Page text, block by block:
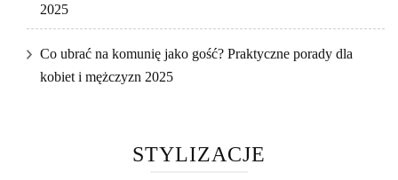
2025
Co ubrać na komunię jako gość? Praktyczne porady dla
kobiet i mężczyzn 2025
STYLIZACJE